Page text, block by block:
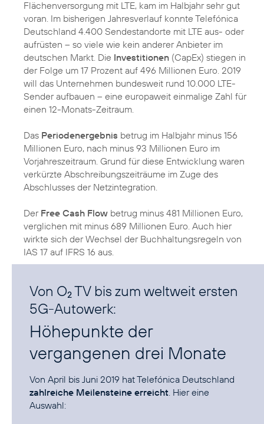
Flächenversorgung mit LTE, kam im Halbjahr sehr gut
voran. Im bisherigen Jahresverlauf konnte Telefónica
Deutschland 4.400 Sendestandorte mit LTE aus- oder
aufrüsten – so viele wie kein anderer Anbieter im
deutschen Markt. Die Investitionen (CapEx) stiegen in
der Folge um 17 Prozent auf 496 Millionen Euro. 2019
will das Unternehmen bundesweit rund 10.000 LTE-
Sender aufbauen – eine europaweit einmalige Zahl für
einen 12-Monats-Zeitraum.
Das Periodenergebnis betrug im Halbjahr minus 156
Millionen Euro, nach minus 93 Millionen Euro im
Vorjahreszeitraum. Grund für diese Entwicklung waren
verkürzte Abschreibungszeiträume im Zuge des
Abschlusses der Netzintegration.
Der Free Cash Flow betrug minus 481 Millionen Euro,
verglichen mit minus 689 Millionen Euro. Auch hier
wirkte sich der Wechsel der Buchhaltungsregeln von
IAS 17 auf IFRS 16 aus.
Von O2 TV bis zum weltweit ersten
5G-Autowerk:
Höhepunkte der
vergangenen drei Monate
Von April bis Juni 2019 hat Telefónica Deutschland
zahlreiche Meilensteine erreicht . Hier eine
Auswahl: